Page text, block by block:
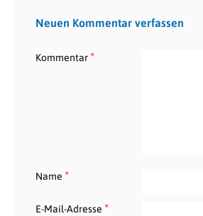
Neuen Kommentar verfassen
Kommentar*
Name *
E-Mail-Adresse *